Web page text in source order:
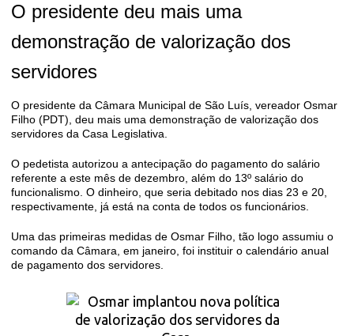
O presidente deu mais uma
demonstração de valorização dos
servidores
O presidente da Câmara Municipal de São Luís, vereador Osmar
Filho (PDT), deu mais uma demonstração de valorização dos
servidores da Casa Legislativa.
O pedetista autorizou a antecipação do pagamento do salário
referente a este mês de dezembro, além do 13º salário do
funcionalismo. O dinheiro, que seria debitado nos dias 23 e 20,
respectivamente, já está na conta de todos os funcionários.
Uma das primeiras medidas de Osmar Filho, tão logo assumiu o
comando da Câmara, em janeiro, foi instituir o calendário anual
de pagamento dos servidores.